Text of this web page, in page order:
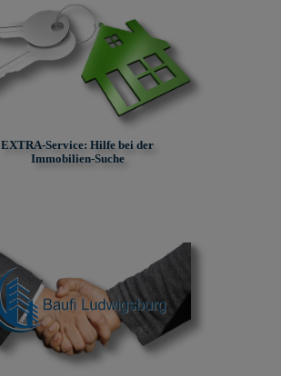
EXTRA-Service: Hilfe bei der
Immobilien-Suche